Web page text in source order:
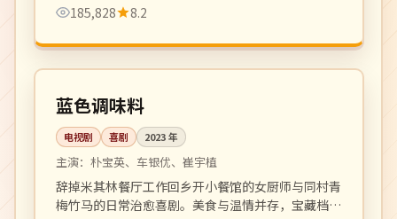
185,828
8.2
韩国
完结 全 12 集
蓝色调味料
电视剧 喜剧 2023年
主演： 朴宝英、车银优、崔宇植
辞掉米其林餐厅工作回乡开小餐馆的女厨师与同村青
梅竹马的日常治愈喜剧。美食与温情并存，宝藏档期